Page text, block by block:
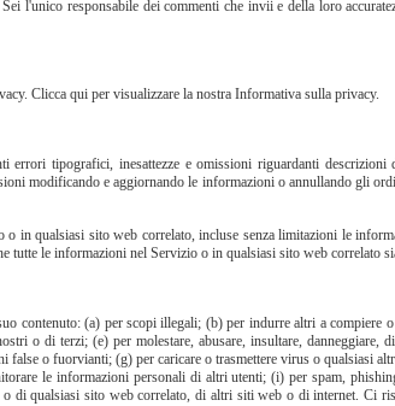
l'unico responsabile dei commenti che invii e della loro
Clicca qui per visualizzare la nostra Informativa sulla privacy.
errori tipografici, inesattezze e omissioni riguardanti
modificando e aggiornando le informazioni o annullando gli
in qualsiasi sito web correlato, incluse senza limitazioni le
tutte le informazioni nel Servizio o in qualsiasi sito web correlato
(a) per scopi illegali; (b) per indurre altri a compiere
o di terzi; (e) per molestare, abusare, insultare, danneggiare,
o fuorvianti; (g) per caricare o trasmettere virus o qualsiasi
le informazioni personali di altri utenti; (i) per spam,
di qualsiasi sito web correlato, di altri siti web o di internet.